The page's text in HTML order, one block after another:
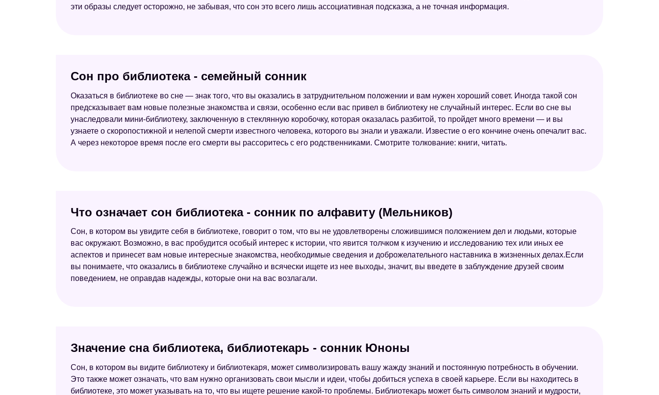
эти образы следует осторожно, не забывая, что сон это всего лишь ассоциативная подсказка, а не точная информация.
Сон про библиотека - семейный сонник
Оказаться в библиотеке во сне — знак того, что вы оказались в затруднительном положении и вам нужен хороший совет. Иногда такой сон
предсказывает вам новые полезные знакомства и связи, особенно если вас привел в библиотеку не случайный интерес. Если во сне вы
унаследовали мини-библиотеку, заключенную в стеклянную коробочку, которая оказалась разбитой, то пройдет много времени — и вы
узнаете о скоропостижной и нелепой смерти известного человека, которого вы знали и уважали. Известие о его кончине очень опечалит вас.
А через некоторое время после его смерти вы рассоритесь с его родственниками. Смотрите толкование: книги, читать.
Что означает сон библиотека - сонник по алфавиту (Мельников)
Сон, в котором вы увидите себя в библиотеке, говорит о том, что вы не удовлетворены сложившимся положением дел и людьми, которые
вас окружают. Возможно, в вас пробудится особый интерес к истории, что явится толчком к изучению и исследованию тех или иных ее
аспектов и принесет вам новые интересные знакомства, необходимые сведения и доброжелательного наставника в жизненных делах.Если
вы понимаете, что оказались в библиотеке случайно и всячески ищете из нее выходы, значит, вы введете в заблуждение друзей своим
поведением, не оправдав надежды, которые они на вас возлагали.
Значение сна библиотека, библиотекарь - сонник Юноны
Сон, в котором вы видите библиотеку и библиотекаря, может символизировать вашу жажду знаний и постоянную потребность в обучении.
Это также может означать, что вам нужно организовать свои мысли и идеи, чтобы добиться успеха в своей карьере. Если вы находитесь в
библиотеке, это может указывать на то, что вы ищете решение какой-то проблемы. Библиотекарь может быть символом знаний и мудрости,